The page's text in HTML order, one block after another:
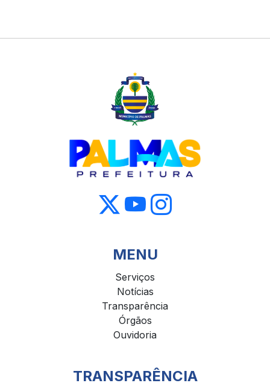
MENU
Serviços
Notícias
Transparência
Órgãos
Ouvidoria
TRANSPARÊNCIA